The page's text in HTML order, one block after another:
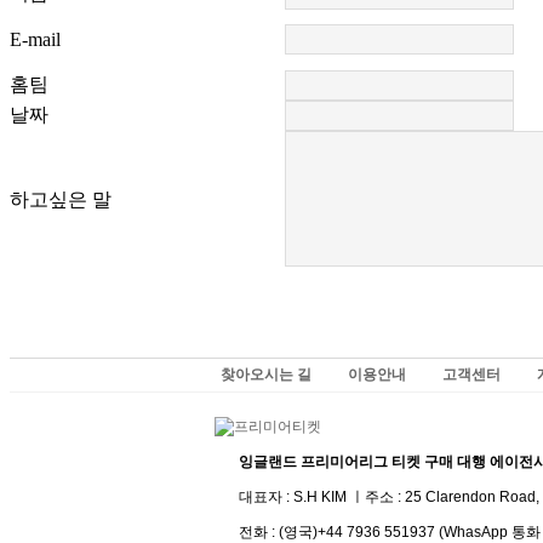
E-mail
홈팀
날짜
하고싶은 말
찾아오시는 길 이용안내 고객센터
잉글랜드 프리미어리그 티켓 구매 대행 에이전
대표자 : S.H KIM ㅣ주소 : 25 Clarendon Road,
전화 : (영국)+44 7936 551937 (WhasApp 통화